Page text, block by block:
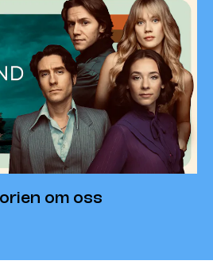
om oss